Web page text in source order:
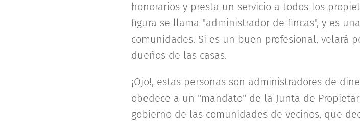
honorarios y presta un servicio a todos los
figura se llama "administrador de fincas", y es
comunidades. Si es un buen profesional, velará
dueños de las casas.
¡Ojo!, estas personas son administradores de
obedece a un "mandato" de la Junta de
gobierno de las comunidades de vecinos, que